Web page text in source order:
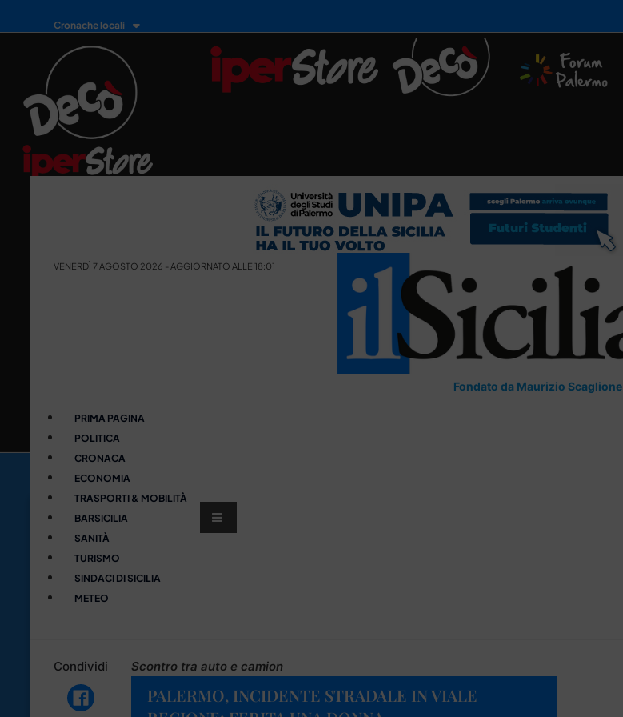
Cronache locali
VENERDÌ 7 AGOSTO 2026 - AGGIORNATO ALLE 18:01
Fondato da Maurizio Scaglione
PRIMA PAGINA
POLITICA
CRONACA
ECONOMIA
TRASPORTI & MOBILITÀ
BARSICILIA
SANITÀ
TURISMO
SINDACI DI SICILIA
METEO
Condividi Scontro tra auto e camion
PALERMO, INCIDENTE STRADALE IN VIALE